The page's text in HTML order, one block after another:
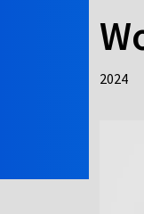
2024